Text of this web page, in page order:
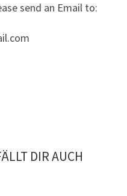
send an Email to:
DIR AUCH